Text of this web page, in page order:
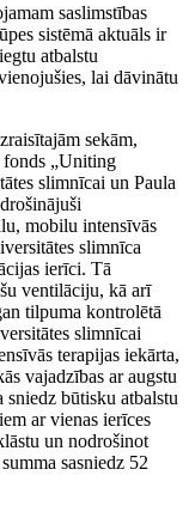
saslimstības
sistēmā aktuāls ir
atbalstu
lai dāvinātu
sekām,
fonds „Uniting
slimnīcai un Paula
mobilu intensīvās
slimnīca
ierīci. Tā
ventilāciju, kā arī
tilpuma kontrolētā
slimnīcai
terapijas iekārta,
vajadzības ar augstu
būtisku atbalstu
ar vienas ierīces
un nodrošinot
sasniedz 52